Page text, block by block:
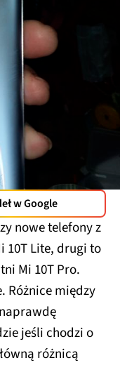
w Google
nowe telefony z
10T Lite, drugi to
Mi 10T Pro.
Różnice między
jeśli chodzi o
różnicą